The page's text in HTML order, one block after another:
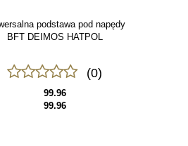
podstawa pod napędy
BFT DEIMOS HATPOL
(0)
99.96
99.96